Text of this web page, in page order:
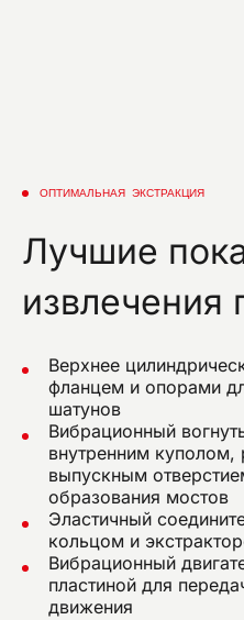
ОПТИМАЛЬНАЯ ЭКСТРАКЦИЯ
Лучшие
извлечения
Верхнее
фланцем и опорами
шатунов
Вибрационный
внутренним
выпускным
образования мостов
Эластичный
кольцом и
Вибрационный
пластиной для
движения